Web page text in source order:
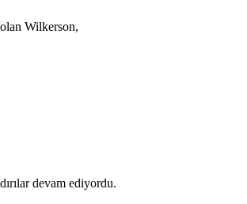
Wilkerson,
devam ediyordu.